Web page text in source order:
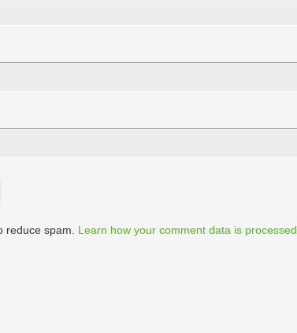
reduce spam. Learn how your comment data is processed